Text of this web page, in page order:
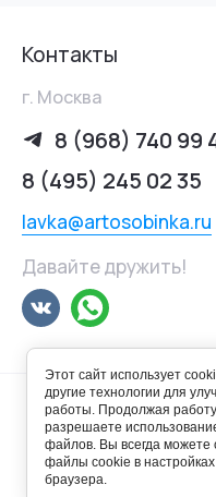
Контакты
г. Москва
8 (968) 740 99
8 (495) 245 02 35
lavka@artosobinka.ru
Давайте дружить!
© 2014-2025
Этот сайт использует
другие технологии для
работы. Продолжая
разрешаете
файлов. Вы всегда можете
файлы cookie в
браузера.